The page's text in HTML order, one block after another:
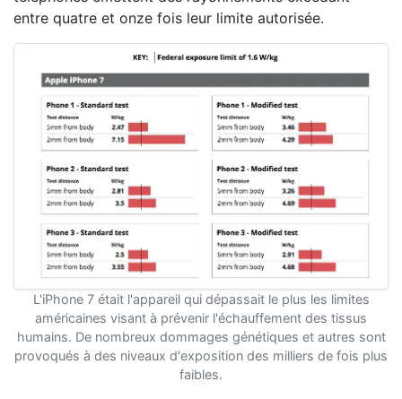
entre quatre et onze fois leur limite autorisée.
L'iPhone 7 était l'appareil qui dépassait le plus les limites
américaines visant à prévenir l'échauffement des tissus
humains. De nombreux dommages génétiques et autres sont
provoqués à des niveaux d'exposition des milliers de fois plus
faibles.